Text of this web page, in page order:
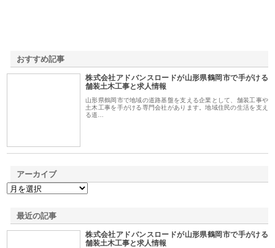
おすすめ記事
株式会社アドバンスロードが山形県鶴岡市で手がける
舗装土木工事と求人情報
山形県鶴岡市で地域の道路基盤を支える企業として、舗装工事や
土木工事を手がける専門会社があります。地域住民の生活を支え
る道…
アーカイブ
最近の記事
株式会社アドバンスロードが山形県鶴岡市で手がける
舗装土木工事と求人情報